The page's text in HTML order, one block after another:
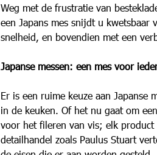
Weg met de frustratie van
een Japans mes snijdt u kwetsbaar
snelheid, en bovendien met een
Japanse messen: een mes voor
Er is een ruime keuze aan Japanse
in de keuken. Of het nu gaat om
voor het fileren van vis; elk product
detailhandel zoals Paulus Stuart